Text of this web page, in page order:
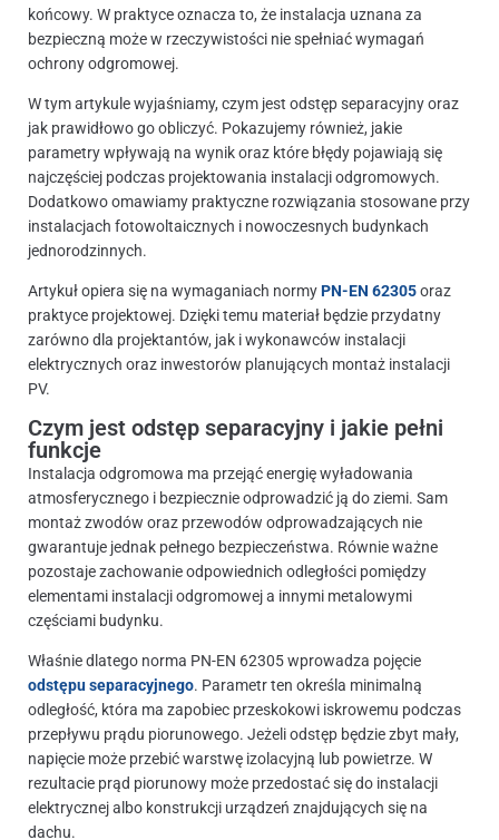
końcowy. W praktyce oznacza to, że instalacja uznana za
bezpieczną może w rzeczywistości nie spełniać wymagań
ochrony odgromowej.
W tym artykule wyjaśniamy, czym jest odstęp separacyjny oraz
jak prawidłowo go obliczyć. Pokazujemy również, jakie
parametry wpływają na wynik oraz które błędy pojawiają się
najczęściej podczas projektowania instalacji odgromowych.
Dodatkowo omawiamy praktyczne rozwiązania stosowane przy
instalacjach fotowoltaicznych i nowoczesnych budynkach
jednorodzinnych.
Artykuł opiera się na wymaganiach normyPN-EN 62305oraz
praktyce projektowej. Dzięki temu materiał będzie przydatny
zarówno dla projektantów, jak i wykonawców instalacji
elektrycznych oraz inwestorów planujących montaż instalacji
PV.
Czym jest odstęp separacyjny i jakie pełni
funkcje
Instalacja odgromowa ma przejąć energię wyładowania
atmosferycznego i bezpiecznie odprowadzić ją do ziemi. Sam
montaż zwodów oraz przewodów odprowadzających nie
gwarantuje jednak pełnego bezpieczeństwa. Równie ważne
pozostaje zachowanie odpowiednich odległości pomiędzy
elementami instalacji odgromowej a innymi metalowymi
częściami budynku.
Właśnie dlatego norma PN-EN 62305 wprowadza pojęcie
odstępu separacyjnego. Parametr ten określa minimalną
odległość, która ma zapobiec przeskokowi iskrowemu podczas
przepływu prądu piorunowego. Jeżeli odstęp będzie zbyt mały,
napięcie może przebić warstwę izolacyjną lub powietrze. W
rezultacie prąd piorunowy może przedostać się do instalacji
elektrycznej albo konstrukcji urządzeń znajdujących się na
dachu.